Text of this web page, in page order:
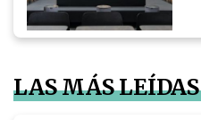
LAS MÁS LEÍDAS